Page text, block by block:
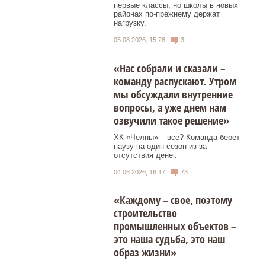
первые классы, но школы в новых
районах по-прежнему держат
нагрузку.
05.08.2026, 15:28 3
«Нас собрали и сказали –
команду распускают. Утром
мы обсуждали внутренние
вопросы, а уже днем нам
озвучили такое решение»
ХК «Челны» – все? Команда берет
паузу на один сезон из-за
отсутствия денег.
04.08.2026, 16:17 73
«Каждому – свое, поэтому
строительство
промышленных объектов –
это наша судьба, это наш
образ жизни»